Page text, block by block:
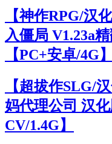
【神作RPG/汉
入僵局 V1.23a
【PC+安卓/4G】
【超拔作SLG/
妈代理公司 汉
CV/1.4G】